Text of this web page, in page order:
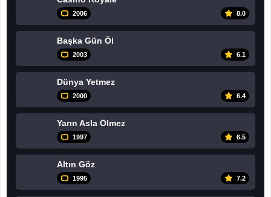
2006 8.0
Başka Gün Öl
2003 6.1
Dünya Yetmez
2000 6.4
Yarın Asla Ölmez
1997 6.5
Altın Göz
1995 7.2